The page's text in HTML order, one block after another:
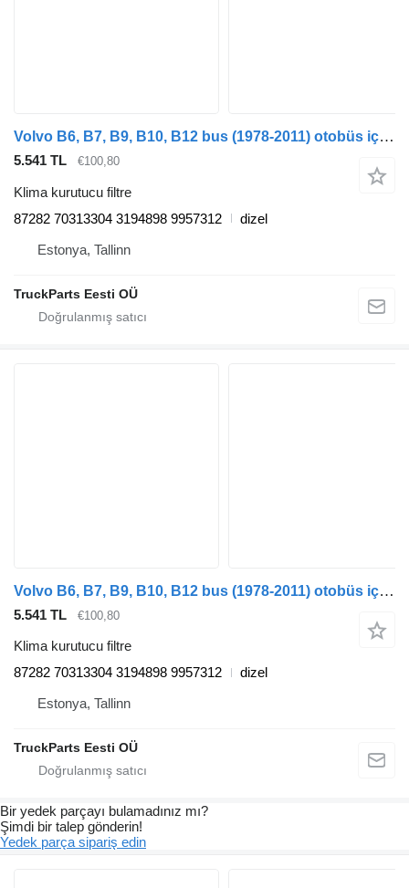
Volvo B6, B7, B9, B10, B12 bus (1978-2011) otobüs için Haldex B12B (01.97-12.11) 87282 klima kurutucu filtre
5.541 TL €100,80
Klima kurutucu filtre
87282 70313304 3194898 9957312
dizel
Estonya, Tallinn
TruckParts Eesti OÜ
Volvo B6, B7, B9, B10, B12 bus (1978-2011) otobüs için Haldex B10B (01.78-12.01) 87282 klima kurutucu filtre
5.541 TL €100,80
Klima kurutucu filtre
87282 70313304 3194898 9957312
dizel
Estonya, Tallinn
TruckParts Eesti OÜ
Bir yedek parçayı bulamadınız mı?
Şimdi bir talep gönderin!
Yedek parça sipariş edin